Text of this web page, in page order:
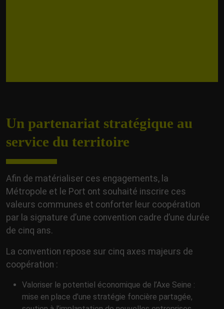
Un partenariat stratégique au
service du territoire
Afin de matérialiser ces engagements, la
Métropole et le Port ont souhaité inscrire ces
valeurs communes et conforter leur coopération
par la signature d’une convention cadre d’une durée
de cinq ans.
La convention repose sur cinq axes majeurs de
coopération :
Valoriser le potentiel économique de l’Axe Seine :
mise en place d’une stratégie foncière partagée,